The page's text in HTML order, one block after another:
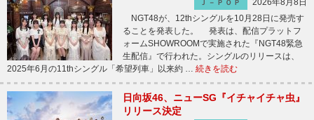
Ｊ－ＰＯＰ
2026年8月8日
NGT48が、12thシングルを10月28日に発売す
ることを発表した。 発表は、配信プラットフ
ォームSHOWROOMで実施された『NGT48緊急
生配信』で行われた。シングルのリリースは、
2025年6月の11thシングル「希望列車」以来約 … 続きを読む
日向坂46、ニューSG『イチャイチャ虫』
リリース決定